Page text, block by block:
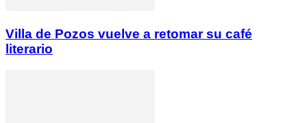
Villa de Pozos vuelve a retomar su café
literario